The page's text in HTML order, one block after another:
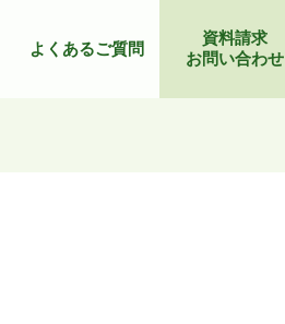
よくあるご質問
資料請求
お問い合わせ